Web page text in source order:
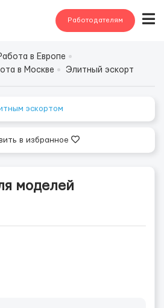
Работодателям
в Европе
в Москве Элитный эскорт
эскортом
в избранное
моделей